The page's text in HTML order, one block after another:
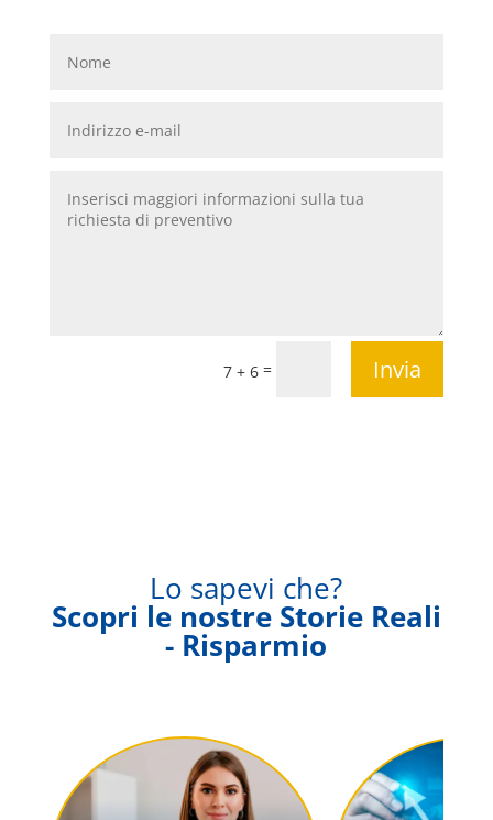
7 + 6 = Invia
Lo sapevi che?
Scopri le nostre Storie Reali
- Risparmio